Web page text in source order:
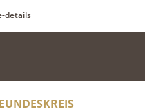
details